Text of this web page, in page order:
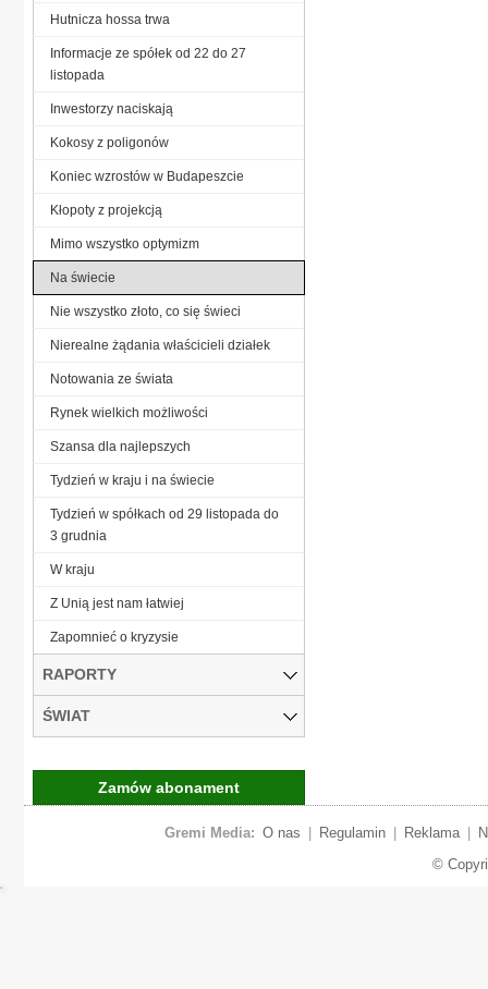
Hutnicza hossa trwa
Informacje ze spółek od 22 do 27
listopada
Inwestorzy naciskają
Kokosy z poligonów
Koniec wzrostów w Budapeszcie
Kłopoty z projekcją
Mimo wszystko optymizm
Na świecie
Nie wszystko złoto, co się świeci
Nierealne żądania właścicieli działek
Notowania ze świata
Rynek wielkich możliwości
Szansa dla najlepszych
Tydzień w kraju i na świecie
Tydzień w spółkach od 29 listopada do
3 grudnia
W kraju
Z Unią jest nam łatwiej
Zapomnieć o kryzysie
RAPORTY
ŚWIAT
Zamów abonament
Gremi Media: O nas Regulamin Reklama
©